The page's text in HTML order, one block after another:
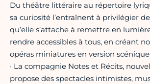
Du théâtre littéraire au répertoire
sa curiosité l’entraînent à privilégier
qu’elle s’attache à remettre en
rendre accessibles à tous, en créant
opéras miniatures en version
· La compagnie Notes et Récits,
propose des spectacles intimistes,